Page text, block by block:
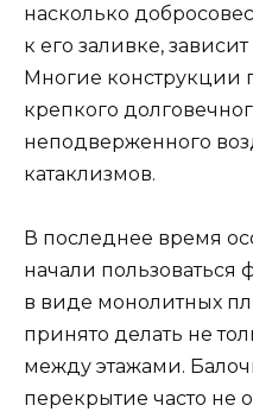
насколько
к его заливке,
Многие конструкции
крепкого
неподверженного
катаклизмов.
В последнее время
начали
в виде монолитных
принято делать не
между этажами.
перекрытие часто не